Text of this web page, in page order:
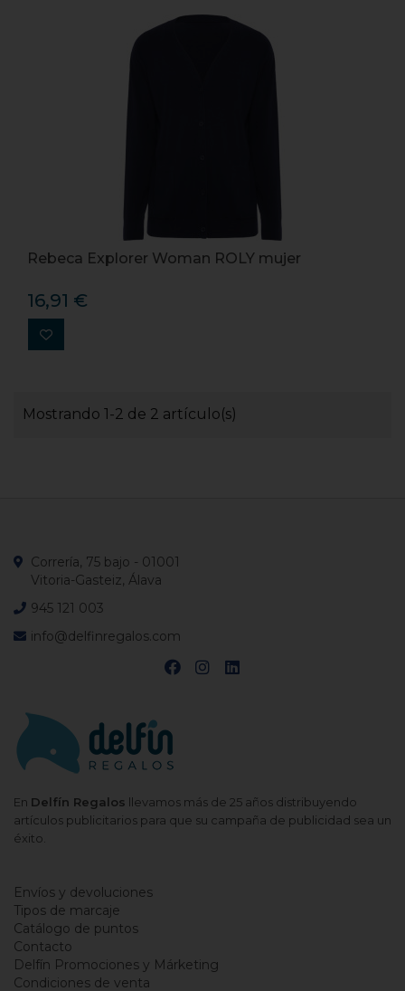
Rebeca Explorer Woman ROLY mujer
16,91 €
Mostrando 1-2 de 2 artículo(s)
En Delfín Regalos llevamos más de 25 años distribuyendo
artículos publicitarios para que su campaña de publicidad sea un
éxito.
Correría, 75 bajo - 01001
Vitoria-Gasteiz, Álava
945 121 003
info@delfinregalos.com
Envíos y devoluciones
Tipos de marcaje
Catálogo de puntos
Contacto
Delfín Promociones y Márketing
Condiciones de venta